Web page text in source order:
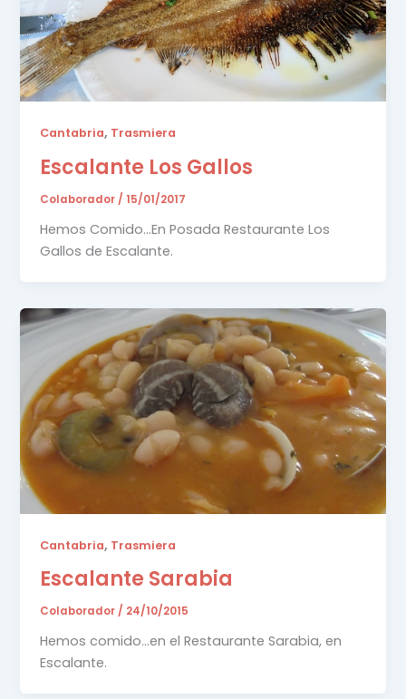
Cantabria, Trasmiera
Escalante Los Gallos
Colaborador /15/01/2017
Hemos Comido…En Posada Restaurante Los
Gallos de Escalante.
Cantabria, Trasmiera
Escalante Sarabia
Colaborador/ 24/10/2015
Hemos comido…en el Restaurante Sarabia, en
Escalante.